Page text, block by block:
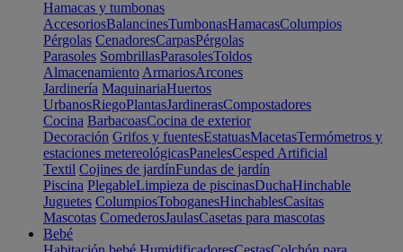
Hamacas y tumbonas
AccesoriosBalancinesTumbonasHamacasColumpios
Pérgolas CenadoresCarpasPérgolas
Parasoles SombrillasParasolesToldos
Almacenamiento ArmariosArcones
Jardinería MaquinariaHuertos
UrbanosRiegoPlantasJardinerasCompostadores
Cocina BarbacoasCocina de exterior
Decoración Grifos y fuentesEstatuasMacetasTermómetros y
estaciones metereológicasPanelesCesped Artificial
Textil Cojines de jardínFundas de jardín
Piscina PlegableLimpieza de piscinasDuchaHinchable
Juguetes ColumpiosToboganesHinchablesCasitas
Mascotas ComederosJaulasCasetas para mascotas
Bebé